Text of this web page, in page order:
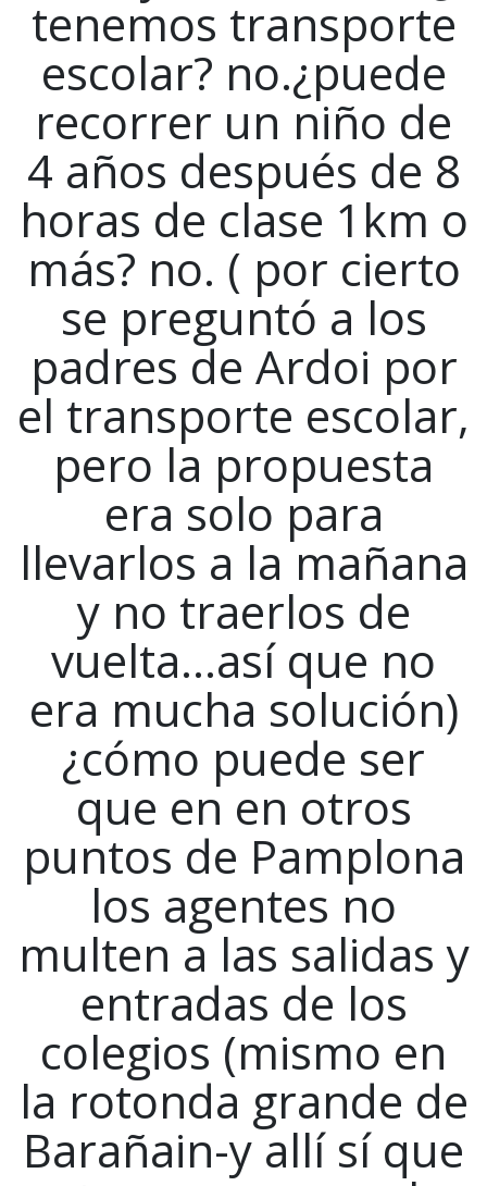
tenemos transporte
escolar? no.¿puede
recorrer un niño de
4 años después de 8
horas de clase 1km o
más? no. ( por cierto
se preguntó a los
padres de Ardoi por
el transporte escolar,
pero la propuesta
era solo para
llevarlos a la mañana
y no traerlos de
vuelta…así que no
era mucha solución)
¿cómo puede ser
que en en otros
puntos de Pamplona
los agentes no
multen a las salidas y
entradas de los
colegios (mismo en
la rotonda grande de
Barañain-y allí sí que